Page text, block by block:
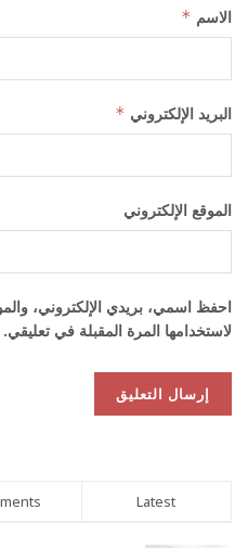
الاسم *
البريد الإلكتروني *
الموقع الإلكتروني
احفظ اسمي، بريدي الإلكتروني،
لاستخدامها المرة المقبلة في تعليقي.
Latest